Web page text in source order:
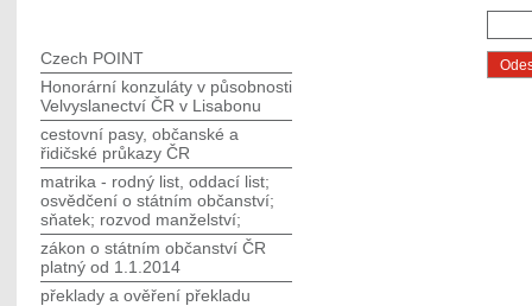
Czech POINT
Honorární konzuláty v působnosti
Velvyslanectví ČR v Lisabonu
cestovní pasy, občanské a
řidičské průkazy ČR
matrika - rodný list, oddací list;
osvědčení o státním občanství;
sňatek; rozvod manželství;
zákon o státním občanství ČR
platný od 1.1.2014
překlady a ověření překladu